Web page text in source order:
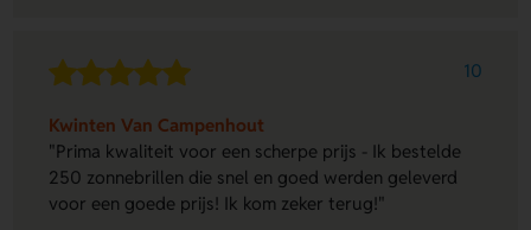
10
Kwinten Van Campenhout
"Prima kwaliteit voor een scherpe prijs - Ik bestelde
250 zonnebrillen die snel en goed werden geleverd
voor een goede prijs! Ik kom zeker terug!"